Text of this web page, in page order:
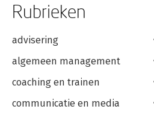
Rubrieken
advisering
algemeen management
coaching en trainen
communicatie en media